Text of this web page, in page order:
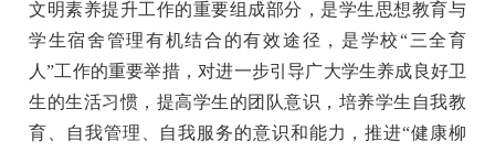
文明素养提升工作的重要组成部分，是学生思想教育与
学生宿舍管理有机结合的有效途径，是学校“三全育
人”工作的重要举措，对进一步引导广大学生养成良好卫
生的生活习惯，提高学生的团队意识，培养学生自我教
育、自我管理、自我服务的意识和能力，推进“健康柳